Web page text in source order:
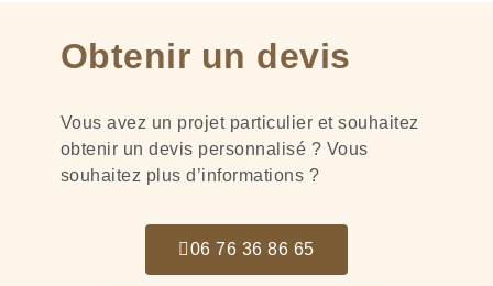
Obtenir un devis
Vous avez un projet particulier et souhaitez
obtenir un devis personnalisé ? Vous
souhaitez plus d’informations ?
06 76 36 86 65